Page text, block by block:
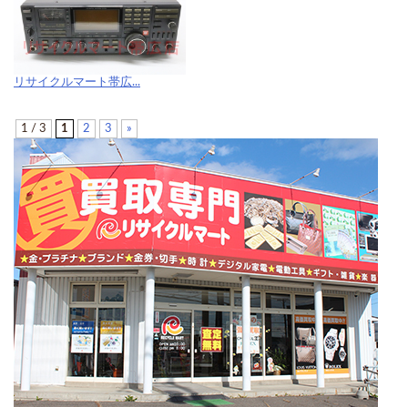
リサイクルマート帯広...
1 / 3 1 2 3 »